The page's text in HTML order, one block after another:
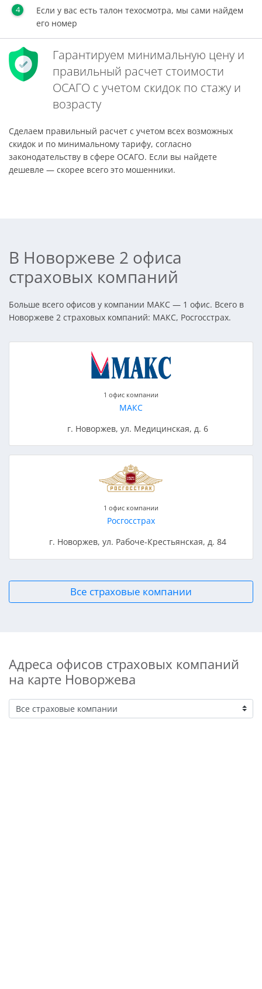
Если у вас есть талон техосмотра, мы сами найдем
его номер
Гарантируем минимальную цену и
правильный расчет стоимости
ОСАГО с учетом скидок по стажу и
возрасту
Сделаем правильный расчет с учетом всех возможных
скидок и по минимальному тарифу, согласно
законодательству в сфере ОСАГО. Если вы найдете
дешевле — скорее всего это мошенники.
В Новоржеве 2 офиса
страховых компаний
Больше всего офисов у компании МАКС — 1 офис. Всего в
Новоржеве 2 страховых компаний: МАКС, Росгосстрах.
1 офис компании
МАКС
г. Новоржев, ул. Медицинская, д. 6
1 офис компании
Росгосстрах
г. Новоржев, ул. Рабоче-Крестьянская, д. 84
Все страховые компании
Адреса офисов страховых компаний
на карте Новоржева